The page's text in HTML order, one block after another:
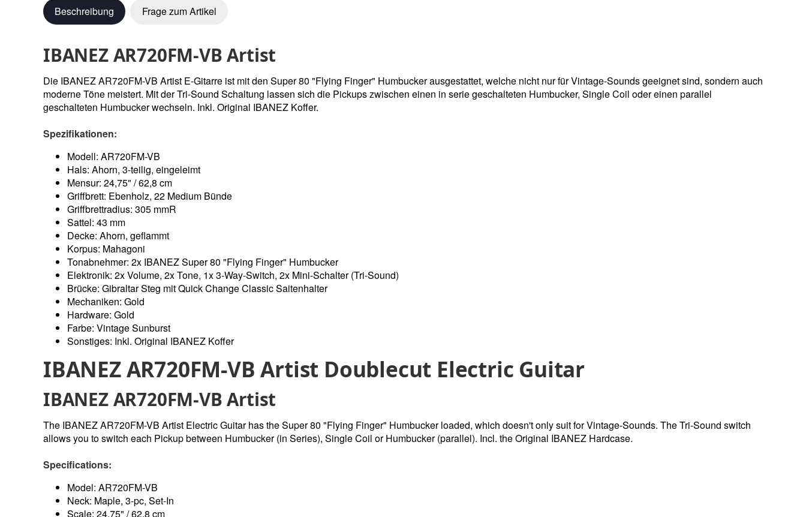
Beschreibung Frage zum Artikel
IBANEZ AR720FM-VB Artist
Die IBANEZ AR720FM-VB Artist E-Gitarre ist mit den Super 80 "Flying Finger" Humbucker ausgestattet, welche nicht nur für Vintage-Sounds geeignet sind, sondern auch
moderne Töne meistert. Mit der Tri-Sound Schaltung lassen sich die Pickups zwischen einen in serie geschalteten Humbucker, Single Coil oder einen parallel
geschalteten Humbucker wechseln. Inkl. Original IBANEZ Koffer.
Spezifikationen:
Modell: AR720FM-VB
Hals: Ahorn, 3-teilig, eingeleimt
Mensur: 24,75" / 62,8 cm
Griffbrett: Ebenholz, 22 Medium Bünde
Griffbrettradius: 305 mmR
Sattel: 43 mm
Decke: Ahorn, geflammt
Korpus: Mahagoni
Tonabnehmer: 2x IBANEZ Super 80 "Flying Finger" Humbucker
Elektronik: 2x Volume, 2x Tone, 1x 3-Way-Switch, 2x Mini-Schalter (Tri-Sound)
Brücke: Gibraltar Steg mit Quick Change Classic Saitenhalter
Mechaniken: Gold
Hardware: Gold
Farbe: Vintage Sunburst
Sonstiges: Inkl. Original IBANEZ Koffer
IBANEZ AR720FM-VB Artist Doublecut Electric Guitar
IBANEZ AR720FM-VB Artist
The IBANEZ AR720FM-VB Artist Electric Guitar has the Super 80 "Flying Finger" Humbucker loaded, which doesn't only suit for Vintage-Sounds. The Tri-Sound switch
allows you to switch each Pickup between Humbucker (in Series), Single Coil or Humbucker (parallel). Incl. the Original IBANEZ Hardcase.
Specifications:
Model: AR720FM-VB
Neck: Maple, 3-pc, Set-In
Scale: 24,75" / 62,8 cm